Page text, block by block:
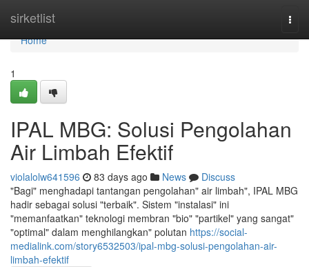
sirketlist
Home
Home
1
IPAL MBG: Solusi Pengolahan
Air Limbah Efektif
violalolw641596 83 days ago News
Discuss
"Bagi" menghadapi tantangan pengolahan" air limbah", IPAL MBG
hadir sebagai solusi "terbaik". Sistem "instalasi" ini
"memanfaatkan" teknologi membran "bio" "partikel" yang sangat"
"optimal" dalam menghilangkan" polutan https://social-
medialink.com/story6532503/ipal-mbg-solusi-pengolahan-air-
limbah-efektif